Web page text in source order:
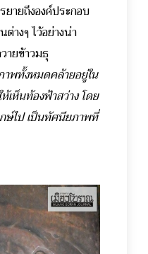
ายถึงองค์ประกอบ
างๆ ไว้อย่างน่า
ายข้าวมธุ
าพทั้งหมดคล้ายอยู่ใน
เห็นท้องฟ้าสว่าง โดย
ไป เป็นทัศนียภาพที่